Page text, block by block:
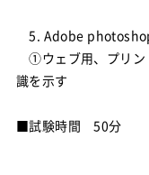
5. Adobe
①ウェブ用、プリン
識を示す
■試験時間 50分